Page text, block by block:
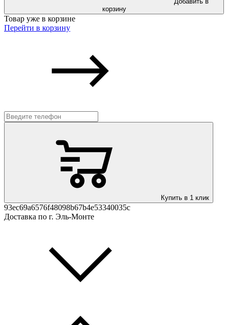
корзину
Товар уже в корзине
Перейти в корзину
Купить в 1 клик
93ec69a6576f48098b67b4e53340035c
Доставка по г. Эль-Монте